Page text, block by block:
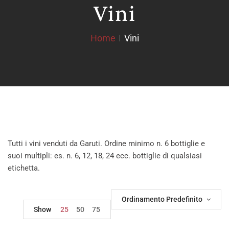
Vini
Home Vini
Tutti i vini venduti da Garuti. Ordine minimo n. 6 bottiglie e
suoi multipli: es. n. 6, 12, 18, 24 ecc. bottiglie di qualsiasi
etichetta.
Ordinamento Predefinito
Show
25 50 75